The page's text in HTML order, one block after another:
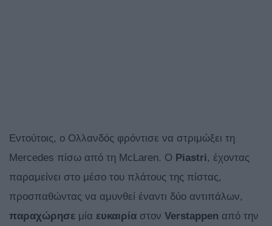
Εντούτοις, ο Ολλανδός φρόντισε να στριμώξει τη
Mercedes πίσω από τη McLaren. O Piastri, έχοντας
παραμείνει στο μέσο του πλάτους της πίστας,
προσπαθώντας να αμυνθεί έναντι δύο αντιπάλων,
παραχώρησε μία ευκαιρία στον Verstappen από την